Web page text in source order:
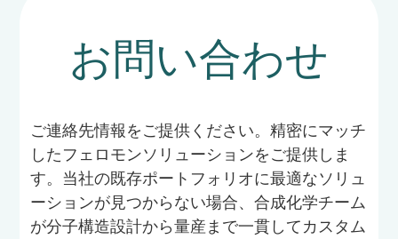
お問い合わせ
ご連絡先情報をご提供ください。精密にマッチ
したフェロモンソリューションをご提供しま
す。当社の既存ポートフォリオに最適なソリュ
ーションが見つからない場合、合成化学チーム
が分子構造設計から量産まで一貫してカスタム